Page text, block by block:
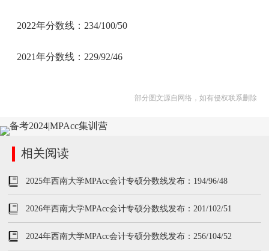
2022年分数线：234/100/50
2021年分数线：229/92/46
部分图文源自网络，如有侵权联系删除
相关阅读
2025年西南大学MPAcc会计专硕分数线发布：194/96/48
2026年西南大学MPAcc会计专硕分数线发布：201/102/51
2024年西南大学MPAcc会计专硕分数线发布：256/104/52